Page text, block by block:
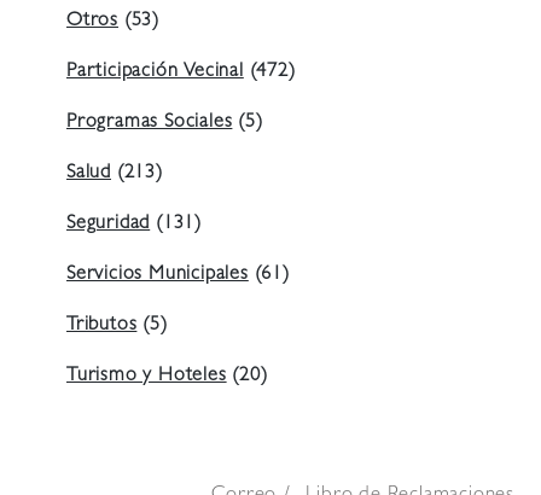
Otros (53)
Participación Vecinal(472)
Programas Sociales(5)
Salud (213)
Seguridad(131)
Servicios Municipales(61)
Tributos(5)
Turismo y Hoteles(20)